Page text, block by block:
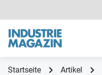
Startseite Artikel